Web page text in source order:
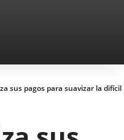
sus pagos para suavizar la difícil